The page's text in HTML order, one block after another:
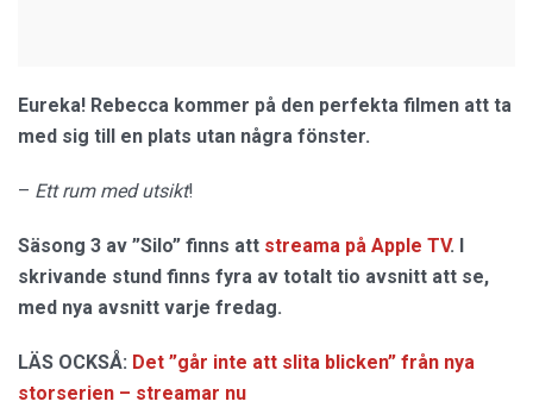
Eureka! Rebecca kommer på den perfekta filmen att ta
med sig till en plats utan några fönster.
– Ett rum med utsikt!
Säsong 3 av ”Silo” finns att streama på Apple TV. I
skrivande stund finns fyra av totalt tio avsnitt att se,
med nya avsnitt varje fredag.
LÄS OCKSÅ: Det ”går inte att slita blicken” från nya
storserien – streamar nu